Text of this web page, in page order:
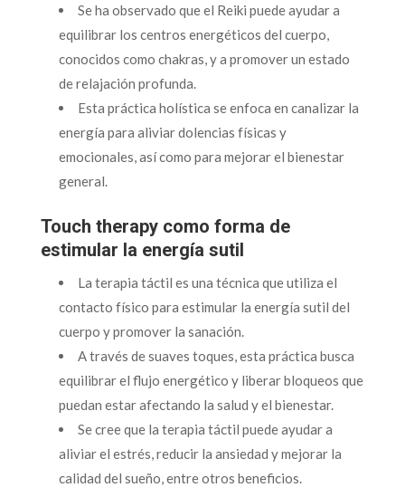
Se ha observado que el Reiki puede ayudar a
equilibrar los centros energéticos del cuerpo,
conocidos como chakras, y a promover un estado
de relajación profunda.
Esta práctica holística se enfoca en canalizar la
energía para aliviar dolencias físicas y
emocionales, así como para mejorar el bienestar
general.
Touch therapy como forma de
estimular la energía sutil
La terapia táctil es una técnica que utiliza el
contacto físico para estimular la energía sutil del
cuerpo y promover la sanación.
A través de suaves toques, esta práctica busca
equilibrar el flujo energético y liberar bloqueos que
puedan estar afectando la salud y el bienestar.
Se cree que la terapia táctil puede ayudar a
aliviar el estrés, reducir la ansiedad y mejorar la
calidad del sueño, entre otros beneficios.